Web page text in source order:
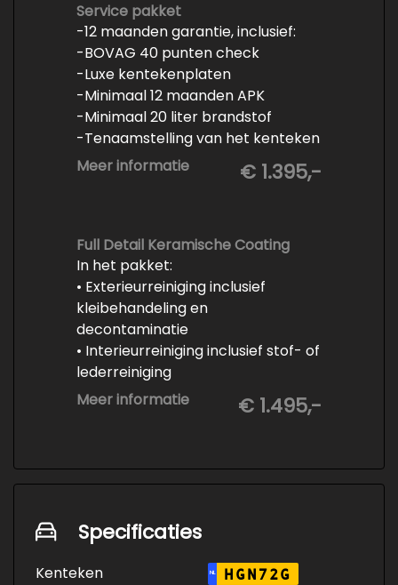
Service pakket
-12 maanden garantie, inclusief:
-BOVAG 40 punten check
-Luxe kentekenplaten
-Minimaal 12 maanden APK
-Minimaal 20 liter brandstof
-Tenaamstelling van het kenteken
-Vrijwaren van de inruilauto
polijsten
Meer informatie € 1.395,-
Full Detail Keramische Coating
In het pakket:
• Exterieurreiniging inclusief
kleibehandeling en
decontaminatie
• Interieurreiniging inclusief stof- of
lederreiniging
• 3-staps lakcorrectie
• Keramische Coating (+/- 5 jaar)
Meer informatie € 1.495,-
Specificaties
Kenteken NL HGN72G